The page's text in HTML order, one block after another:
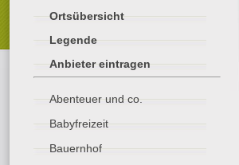
Ortsübersicht
Legende
Anbieter eintragen
Abenteuer und co.
Babyfreizeit
Bauernhof